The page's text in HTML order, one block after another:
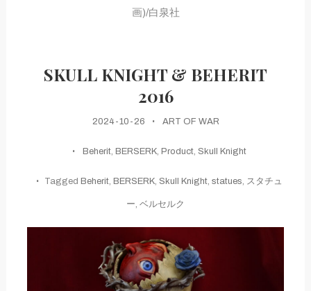
画)/白泉社
SKULL KNIGHT & BEHERIT
2016
2024-10-26 ART OF WAR
Beherit, BERSERK, Product, Skull Knight
Tagged Beherit, BERSERK, Skull Knight, statues, スタチュ
ー, ベルセルク